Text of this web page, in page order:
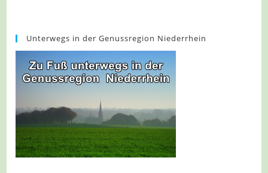
Unterwegs in der Genussregion Niederrhein